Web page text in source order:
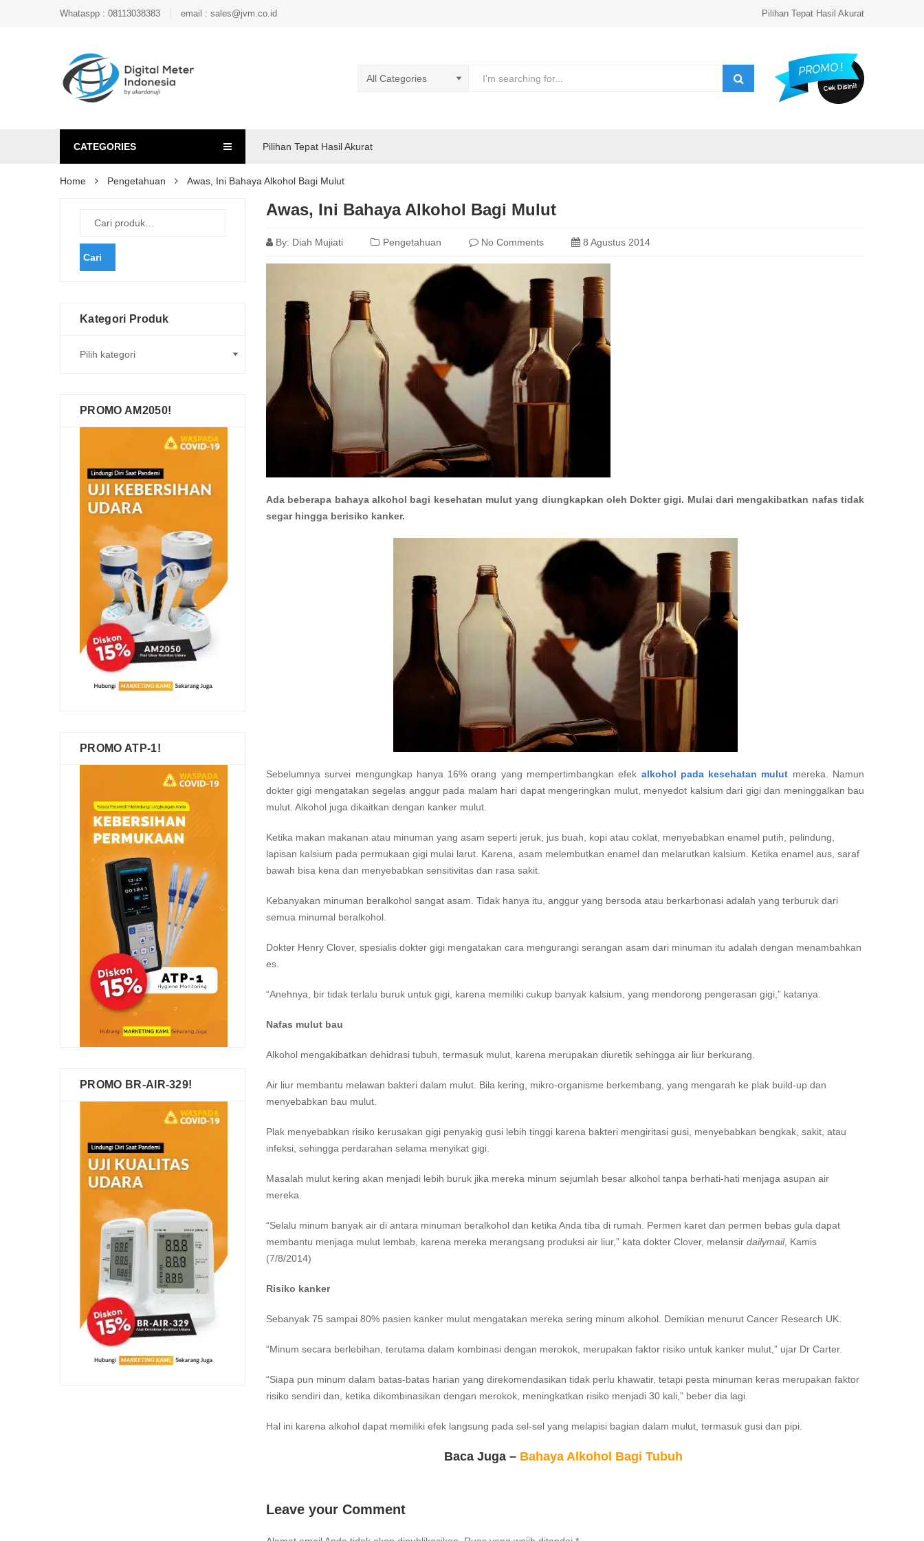
Whataspp : 08113038383 email : sales@jvm.co.id Pilihan Tepat Hasil Akurat
CATEGORIES Pilihan Tepat Hasil Akurat
Home Pengetahuan Awas, Ini Bahaya Alkohol Bagi Mulut
Awas, Ini Bahaya Alkohol Bagi Mulut
By: Diah Mujiati Pengetahuan No Comments 8 Agustus 2014
Ada beberapa bahaya alkohol bagi kesehatan mulut yang diungkapkan oleh Dokter gigi. Mulai dari mengakibatkan nafas tidak
segar hingga berisiko kanker.
Sebelumnya survei mengungkap hanya 16% orang yang mempertimbangkan efek alkohol pada kesehatan mulut mereka. Namun
dokter gigi mengatakan segelas anggur pada malam hari dapat mengeringkan mulut, menyedot kalsium dari gigi dan meninggalkan bau
mulut. Alkohol juga dikaitkan dengan kanker mulut.
Ketika makan makanan atau minuman yang asam seperti jeruk, jus buah, kopi atau coklat, menyebabkan enamel putih, pelindung,
lapisan kalsium pada permukaan gigi mulai larut. Karena, asam melembutkan enamel dan melarutkan kalsium. Ketika enamel aus, saraf
bawah bisa kena dan menyebabkan sensitivitas dan rasa sakit.
Kebanyakan minuman beralkohol sangat asam. Tidak hanya itu, anggur yang bersoda atau berkarbonasi adalah yang terburuk dari
semua minumal beralkohol.
Dokter Henry Clover, spesialis dokter gigi mengatakan cara mengurangi serangan asam dari minuman itu adalah dengan menambahkan
es.
“Anehnya, bir tidak terlalu buruk untuk gigi, karena memiliki cukup banyak kalsium, yang mendorong pengerasan gigi,” katanya.
Nafas mulut bau
Alkohol mengakibatkan dehidrasi tubuh, termasuk mulut, karena merupakan diuretik sehingga air liur berkurang.
Air liur membantu melawan bakteri dalam mulut. Bila kering, mikro-organisme berkembang, yang mengarah ke plak build-up dan
menyebabkan bau mulut.
Plak menyebabkan risiko kerusakan gigi penyakig gusi lebih tinggi karena bakteri mengiritasi gusi, menyebabkan bengkak, sakit, atau
infeksi, sehingga perdarahan selama menyikat gigi.
Masalah mulut kering akan menjadi lebih buruk jika mereka minum sejumlah besar alkohol tanpa berhati-hati menjaga asupan air
mereka.
“Selalu minum banyak air di antara minuman beralkohol dan ketika Anda tiba di rumah. Permen karet dan permen bebas gula dapat
membantu menjaga mulut lembab, karena mereka merangsang produksi air liur,” kata dokter Clover, melansir dailymail, Kamis
(7/8/2014)
Risiko kanker
Sebanyak 75 sampai 80% pasien kanker mulut mengatakan mereka sering minum alkohol. Demikian menurut Cancer Research UK.
“Minum secara berlebihan, terutama dalam kombinasi dengan merokok, merupakan faktor risiko untuk kanker mulut,” ujar Dr Carter.
“Siapa pun minum dalam batas-batas harian yang direkomendasikan tidak perlu khawatir, tetapi pesta minuman keras merupakan faktor
risiko sendiri dan, ketika dikombinasikan dengan merokok, meningkatkan risiko menjadi 30 kali,” beber dia lagi.
Hal ini karena alkohol dapat memiliki efek langsung pada sel-sel yang melapisi bagian dalam mulut, termasuk gusi dan pipi.
Baca Juga – Bahaya Alkohol Bagi Tubuh
Leave your Comment
Cari
Kategori Produk
PROMO AM2050!
PROMO ATP-1!
PROMO BR-AIR-329!